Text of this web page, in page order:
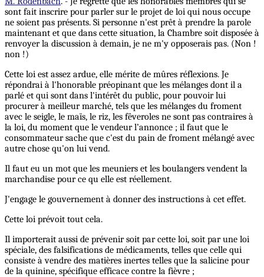
sont fait inscrire pour parler sur le projet de loi qui nous occupe
ne soient pas présents. Si personne n'est prêt à prendre la parole
maintenant et que dans cette situation, la Chambre soit disposée à
renvoyer la discussion à demain, je ne m'y opposerais pas. (Non !
non !)
Cette loi est assez ardue, elle mérite de mûres réflexions. Je
répondrai à l'honorable préopinant que les mélanges dont il a
parlé et qui sont dans l'intérêt du public, pour pouvoir lui
procurer à meilleur marché, tels que les mélanges du froment
avec le seigle, le maïs, le riz, les fêveroles ne sont pas contraires à
la loi, du moment que le vendeur l’annonce ; il faut que le
consommateur sache que c'est du pain de froment mélangé avec
autre chose qu'on lui vend.
Il faut eu un mot que les meuniers et les boulangers vendent la
marchandise pour ce qu elle est réellement.
J'engage le gouvernement à donner des instructions à cet effet.
Cette loi prévoit tout cela.
Il importerait aussi de prévenir soit par cette loi, soit par une loi
spéciale, des falsifications de médicaments, telles que celle qui
consiste à vendre des matières inertes telles que la salicine pour
de la quinine, spécifique efficace contre la fièvre ;